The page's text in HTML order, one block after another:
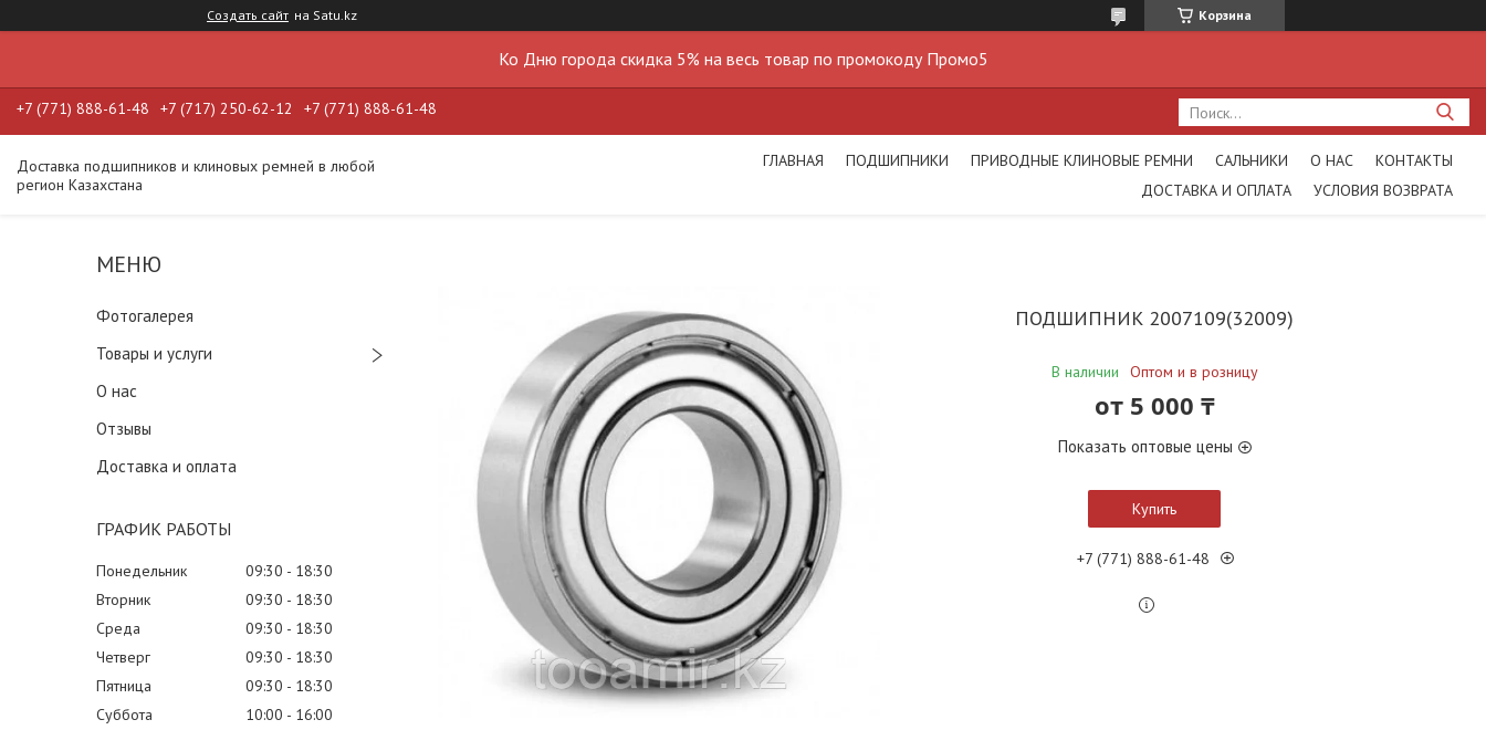
Создать сайт на Satu.kz Корзина
Ко Дню города скидка 5% на весь товар по промокоду Промо5
+7 (771) 888-61-48 +7 (717) 250-62-12 +7 (771) 888-61-48
Доставка подшипников и клиновых ремней в любой
регион Казахстана
ГЛАВНАЯ ПОДШИПНИКИ ПРИВОДНЫЕ КЛИНОВЫЕ РЕМНИ САЛЬНИКИ О НАС
КОНТАКТЫ
ДОСТАВКА И ОПЛАТА
УСЛОВИЯ ВОЗВРАТА
Фотогалерея
Товары и услуги
О нас
Отзывы
Доставка и оплата
ГРАФИК РАБОТЫ
Понедельник 09:30
18:30
Вторник
09:30
18:30
Среда
09:30
18:30
Четверг
09:30
18:30
Пятница
09:30
18:30
Суббота
10:00
16:00
ПОДШИПНИК 2007109(32009)
В наличии Оптом и в розницу
от 5 000 ₸
Показать оптовые цены
Купить
+7 (771) 888-61-48